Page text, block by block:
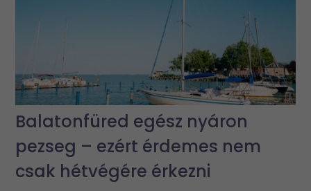
Balatonfüred egész nyáron
pezseg – ezért érdemes nem
csak hétvégére érkezni